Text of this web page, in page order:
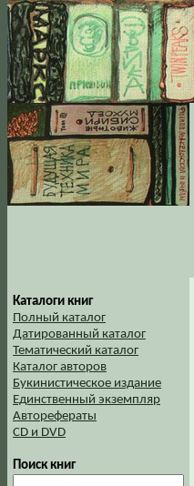
Каталоги книг
Полный каталог
Датированный каталог
Тематический каталог
Каталог авторов
Букинистическое издание
Единственный экземпляр
Авторефераты
CD и DVD
Поиск книг